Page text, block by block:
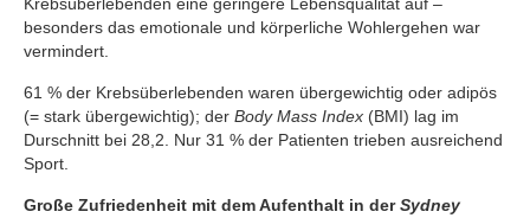
besonders das emotionale und körperliche Wohlergehen war
vermindert.
61 % der Krebsüberlebenden waren übergewichtig oder adipös
(= stark übergewichtig); der Body Mass Index (BMI) lag im
Durschnitt bei 28,2. Nur 31 % der Patienten trieben ausreichend
Sport.
Große Zufriedenheit mit dem Aufenthalt in derSydney